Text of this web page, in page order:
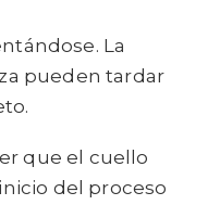
La
pueden tardar
que el cuello
del proceso